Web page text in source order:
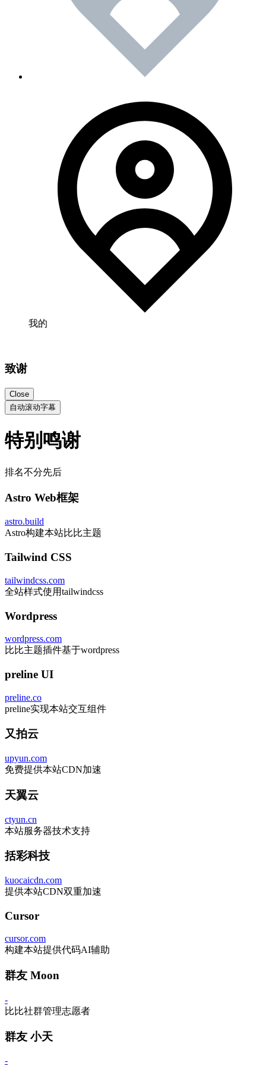
我的
致谢
Close
自动滚动字幕
特别鸣谢
排名不分先后
Astro Web框架
astro.build
Astro构建本站比比主题
Tailwind CSS
tailwindcss.com
全站样式使用tailwindcss
Wordpress
wordpress.com
比比主题插件基于wordpress
preline UI
preline.co
preline实现本站交互组件
又拍云
upyun.com
免费提供本站CDN加速
天翼云
ctyun.cn
本站服务器技术支持
括彩科技
kuocaicdn.com
提供本站CDN双重加速
Cursor
cursor.com
构建本站提供代码AI辅助
群友 Moon
-
比比社群管理志愿者
群友 小天
-